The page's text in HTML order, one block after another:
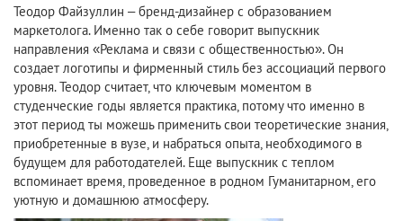
Теодор Файзуллин – бренд-дизайнер с образованием
маркетолога. Именно так о себе говорит выпускник
направления «Реклама и связи с общественностью». Он
создает логотипы и фирменный стиль без ассоциаций первого
уровня. Теодор считает, что ключевым моментом в
студенческие годы является практика, потому что именно в
этот период ты можешь применить свои теоретические знания,
приобретенные в вузе, и набраться опыта, необходимого в
будущем для работодателей. Еще выпускник с теплом
вспоминает время, проведенное в родном Гуманитарном, его
уютную и домашнюю атмосферу.